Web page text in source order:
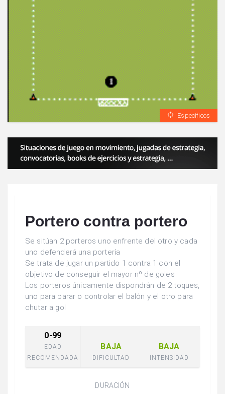
Específicos
Portero contra portero
Se sitúan 2 porteros uno enfrente del otro y cada
uno defenderá una portería
Se trata de jugar un partido 1 contra 1 con el
objetivo de conseguir el mayor nº de goles
Los porteros únicamente dispondrán de 2 toques,
uno para parar o controlar el balón y el otro para
chutar a gol
0-99
EDAD
RECOMENDADA
BAJA
DIFICULTAD
BAJA
INTENSIDAD
DURACIÓN